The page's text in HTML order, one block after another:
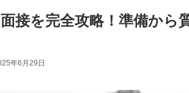
接を完全攻略！準備から
年6月29日